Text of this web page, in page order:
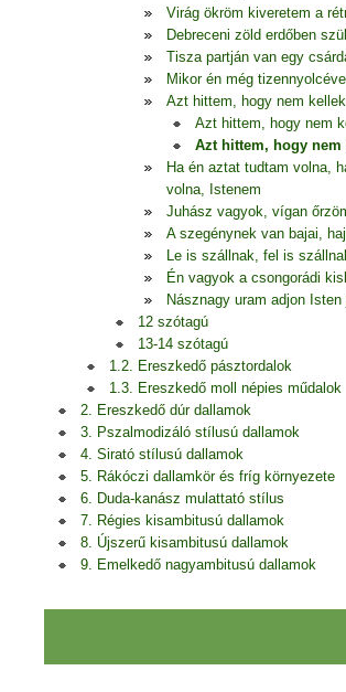
Virág ökröm kiveretem a
Debreceni zöld erdőben
Tisza partján van egy
Mikor én még
Azt hittem, hogy nem
Azt hittem, hogy nem
Azt hittem, hogy nem
Ha én aztat tudtam volna,
volna, Istenem
Juhász vagyok, vígan
A szegénynek van bajai,
Le is szállnak, fel is
Én vagyok a csongorádi
Násznagy uram adjon
12 szótagú
13-14 szótagú
1.2. Ereszkedő pásztordalok
1.3. Ereszkedő moll népies műdalok
2. Ereszkedő dúr dallamok
3. Pszalmodizáló stílusú dallamok
4. Sirató stílusú dallamok
5. Rákóczi dallamkör és fríg környezete
6. Duda-kanász mulattató stílus
7. Régies kisambitusú dallamok
8. Újszerű kisambitusú dallamok
9. Emelkedő nagyambitusú dallamok